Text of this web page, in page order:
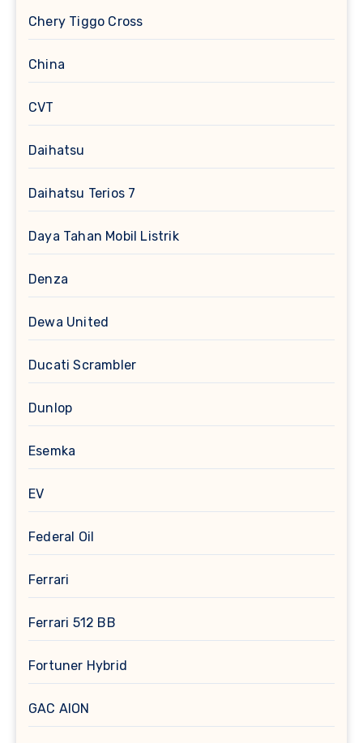
Chery Tiggo Cross
China
CVT
Daihatsu
Daihatsu Terios 7
Daya Tahan Mobil Listrik
Denza
Dewa United
Ducati Scrambler
Dunlop
Esemka
EV
Federal Oil
Ferrari
Ferrari 512 BB
Fortuner Hybrid
GAC AION